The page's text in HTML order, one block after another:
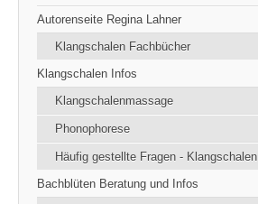
Autorenseite Regina Lahner
Klangschalen Fachbücher
Klangschalen Infos
Klangschalenmassage
Phonophorese
Häufig gestellte Fragen - Klangschalen
Bachblüten Beratung und Infos